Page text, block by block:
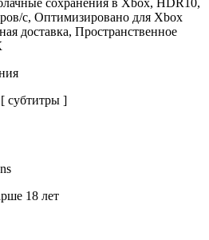
с, Оптимизировано для Xbox
доставка, Пространственное
субтитры ]
18 лет